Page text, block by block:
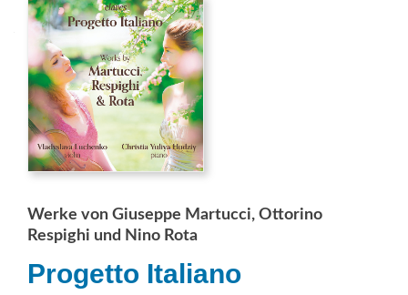
Werke von Giuseppe Martucci, Ottorino
Respighi und Nino Rota
Progetto Italiano